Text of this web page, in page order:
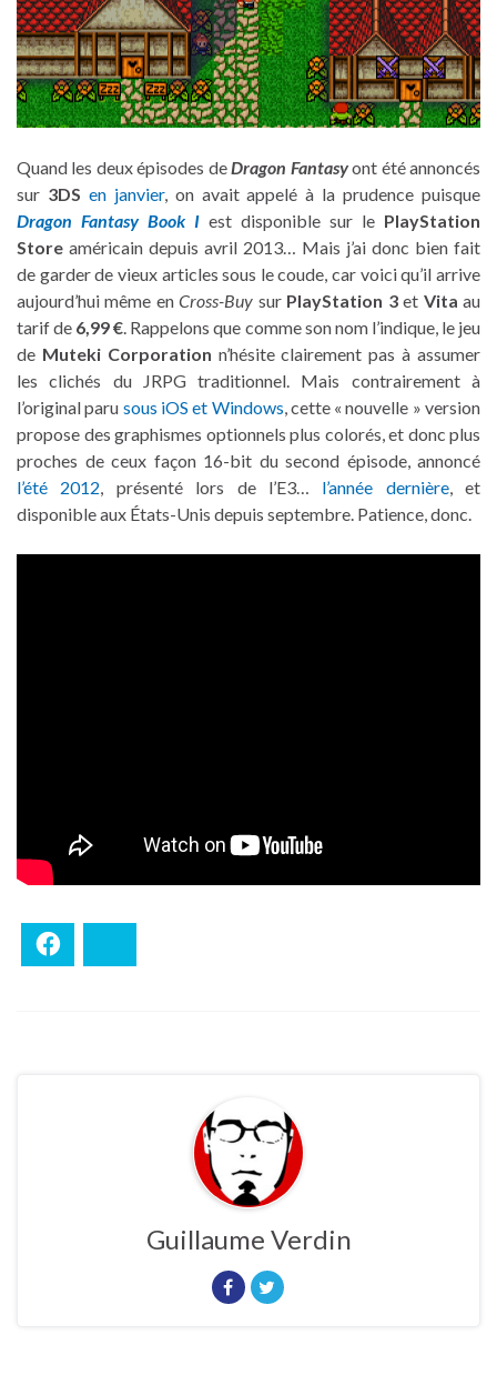
Quand les deux épisodes deDragon Fantasyont été annoncés
sur 3DS en janvier, on avait appelé à la prudence puisque
Dragon Fantasy Book I est disponible sur le PlayStation
Store américain depuis avril 2013… Mais j’ai donc bien fait
de garder de vieux articles sous le coude, car voici qu’il arrive
aujourd’hui même enCross-Buy sur PlayStation 3et Vita au
tarif de 6,99 €. Rappelons que comme son nom l’indique, le jeu
de Muteki Corporation n’hésite clairement pas à assumer
les clichés du JRPG traditionnel. Mais contrairement à
l’original paru sous iOS et Windows, cette « nouvelle » version
propose des graphismes optionnels plus colorés, et donc plus
proches de ceux façon 16-bit du second épisode, annoncé
l’été 2012, présenté lors de l’E3… l’année dernière, et
disponible aux États-Unis depuis septembre. Patience, donc.
Guillaume Verdin